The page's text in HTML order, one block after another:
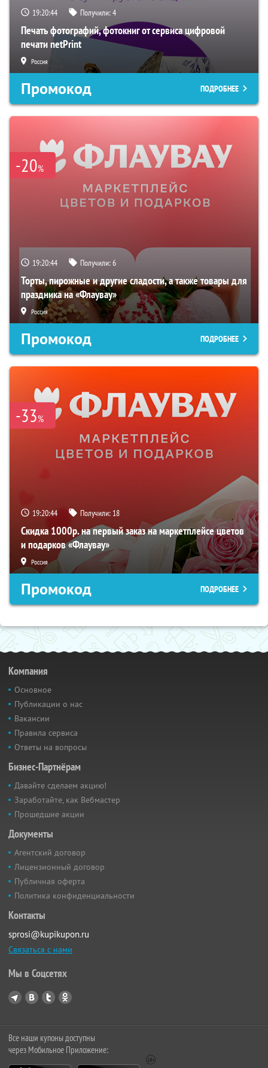
19:20:43 Получили:4
Печать фотографий, фотокниг от сервиса цифровой
печати netPrint
Россия
Промокод ПОДРОБНЕЕ
-20%
19:20:43 Получили:6
Торты, пирожные и другие сладости, а также товары для
праздника на «Флаувау»
Россия
Промокод ПОДРОБНЕЕ
-33%
19:20:43 Получили: 18
Скидка 1000р. на первый заказ на маркетплейсе цветов
и подарков «Флаувау»
Россия
Промокод ПОДРОБНЕЕ
Компания
Основное
Публикации о нас
Вакансии
Правила сервиса
Ответы на вопросы
Бизнес-Партнёрам
Давайте сделаем акцию!
Заработайте, как Вебмастер
Прошедшие акции
Документы
Агентский договор
Лицензионный договор
Публичная оферта
Политика конфиденциальности
Контакты
sprosi@kupikupon.ru
Связаться с нами
Мы в Соцсетях
Все наши купоны доступны
через Мобильное Приложение: